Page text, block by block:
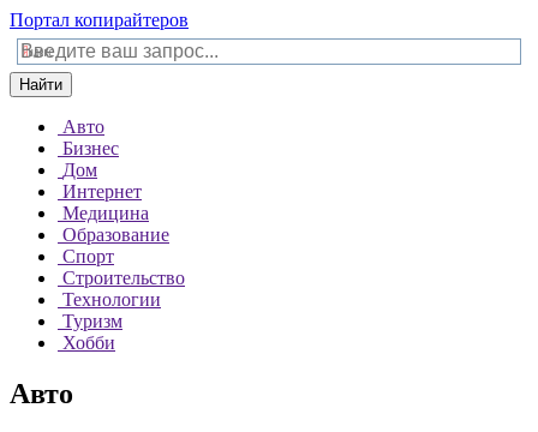
Портал копирайтеров
Найти
Авто
Бизнес
Дом
Интернет
Медицина
Образование
Спорт
Строительство
Технологии
Туризм
Хобби
Авто